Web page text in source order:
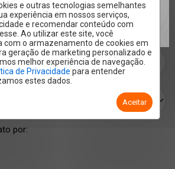
e outras tecnologias semelhantes
experiência em nossos serviços,
e recomendar conteúdo com
Ao utilizar este site, você
o armazenamento de cookies em
geração de marketing personalizado e
melhor experiência de navegação.
de Privacidade para entender
estes dados.
Aceitar
por: